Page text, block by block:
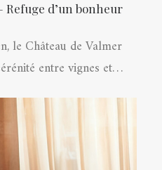
Refuge d’un bonheur
le Château de Valmer
entre vignes et…